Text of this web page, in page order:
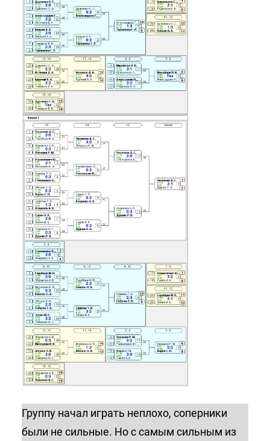
Группу начал играть неплохо, соперники
были не сильные. Но с самым сильным из